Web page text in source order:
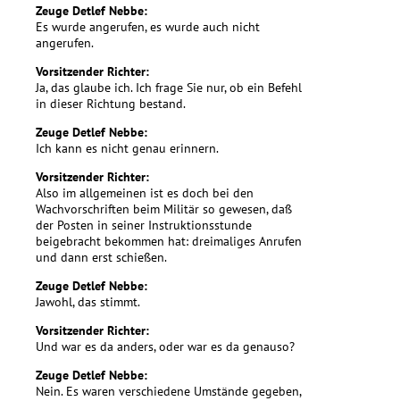
Zeuge Detlef Nebbe:
Es wurde angerufen, es wurde auch nicht
angerufen.
Vorsitzender Richter:
Ja, das glaube ich. Ich frage Sie nur, ob ein Befehl
in dieser Richtung bestand.
Zeuge Detlef Nebbe:
Ich kann es nicht genau erinnern.
Vorsitzender Richter:
Also im allgemeinen ist es doch bei den
Wachvorschriften beim Militär so gewesen, daß
der Posten in seiner Instruktionsstunde
beigebracht bekommen hat: dreimaliges Anrufen
und dann erst schießen.
Zeuge Detlef Nebbe:
Jawohl, das stimmt.
Vorsitzender Richter:
Und war es da anders, oder war es da genauso?
Zeuge Detlef Nebbe:
Nein. Es waren verschiedene Umstände gegeben,